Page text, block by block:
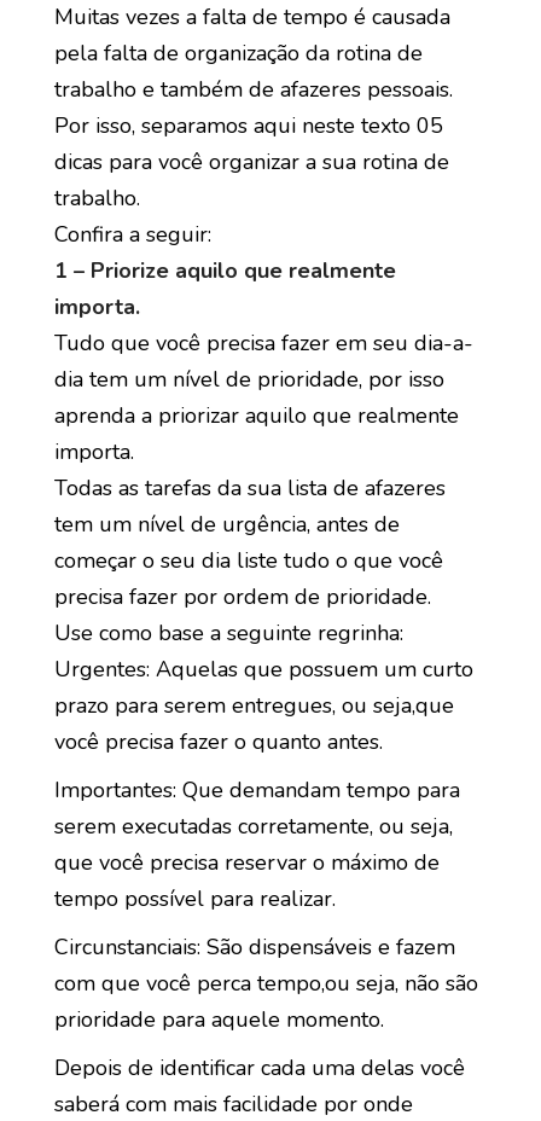
Muitas vezes a falta de tempo é causada
pela falta de organização da rotina de
trabalho e também de afazeres pessoais.
Por isso, separamos aqui neste texto 05
dicas para você organizar a sua rotina de
trabalho.
Confira a seguir:
1 – Priorize aquilo que realmente
importa.
Tudo que você precisa fazer em seu dia-a-
dia tem um nível de prioridade, por isso
aprenda a priorizar aquilo que realmente
importa.
Todas as tarefas da sua lista de afazeres
tem um nível de urgência, antes de
começar o seu dia liste tudo o que você
precisa fazer por ordem de prioridade.
Use como base a seguinte regrinha:
Urgentes: Aquelas que possuem um curto
prazo para serem entregues, ou seja,que
você precisa fazer o quanto antes.
Importantes: Que demandam tempo para
serem executadas corretamente, ou seja,
que você precisa reservar o máximo de
tempo possível para realizar.
Circunstanciais: São dispensáveis e fazem
com que você perca tempo,ou seja, não são
prioridade para aquele momento.
Depois de identificar cada uma delas você
saberá com mais facilidade por onde